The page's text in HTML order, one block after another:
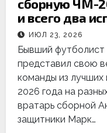
сборную ЧМ-
и всего два
ИЮЛ 23, 2026
Бывший
представил свою
команды из лучших
2026 года на
вратарь сборной
защитники Марк…